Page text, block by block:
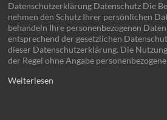
Datenschutzerklärung Datenschutz Die
nehmen den Schutz Ihrer persönlichen
behandeln Ihre personenbezogenen
entsprechend der gesetzlichen
dieser Datenschutzerklärung. Die
der Regel ohne Angabe
Weiterlesen